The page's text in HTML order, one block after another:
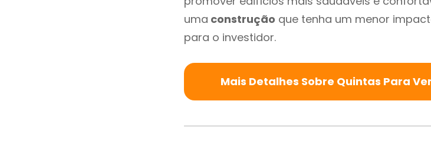
uma construção que tenha um menor
para o investidor.
Mais Detalhes Sobre Quintas Para